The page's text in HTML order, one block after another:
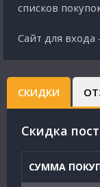
списков
Сайт для входа
СКИДКИ
Cкидка
СУММА